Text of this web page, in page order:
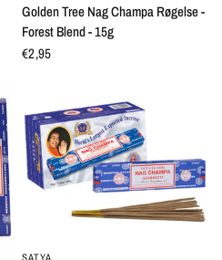
Golden Tree Nag Champa Røgelse -
Forest Blend - 15g
€2,95